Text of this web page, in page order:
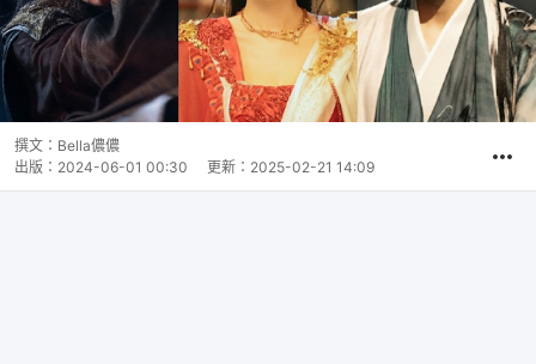
撰文： Bella儂儂
出版： 2024-06-01 00:30 更新： 2025-02-21 14:09